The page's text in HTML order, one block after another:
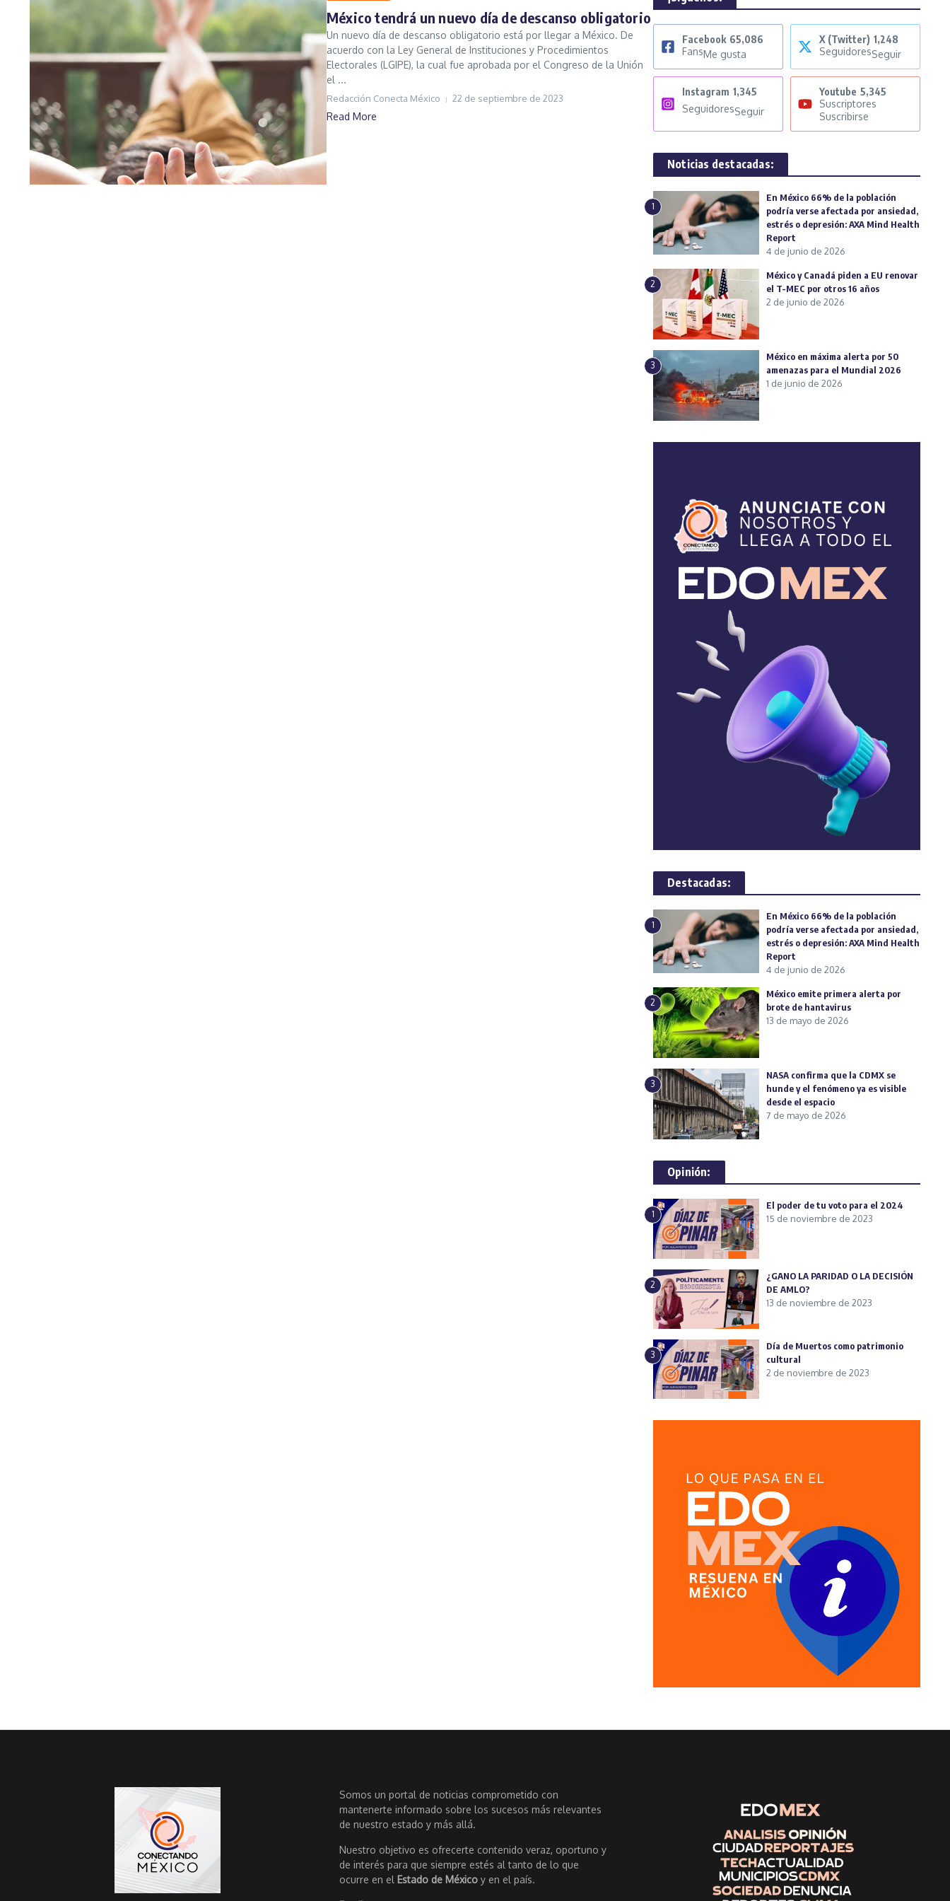
México tendrá un nuevo día de descanso obligatorio
Un nuevo día de descanso obligatorio está por llegar a México. De
acuerdo con la Ley General de Instituciones y Procedimientos
Electorales (LGIPE), la cual fue aprobada por el Congreso de la Unión
el ...
Redacción Conecta México 22 de septiembre de 2023
Read More
Facebook 65,086
FansMe gusta
X (Twitter) 1,248
SeguidoresSeguir
Instagram 1,345
SeguidoresSeguir
Youtube 5,345
Suscriptores
Suscribirse
Noticias destacadas:
1
En México 66% de la población
podría verse afectada por ansiedad,
estrés o depresión: AXA Mind Health
Report
4 de junio de 2026
2
México y Canadá piden a EU renovar
el T-MEC por otros 16 años
2 de junio de 2026
3
México en máxima alerta por 50
amenazas para el Mundial 2026
1 de junio de 2026
Destacadas:
1
En México 66% de la población
podría verse afectada por ansiedad,
estrés o depresión: AXA Mind Health
Report
4 de junio de 2026
2
México emite primera alerta por
brote de hantavirus
13 de mayo de 2026
3
NASA confirma que la CDMX se
hunde y el fenómeno ya es visible
desde el espacio
7 de mayo de 2026
Opinión:
1
El poder de tu voto para el 2024
15 de noviembre de 2023
2
¿GANO LA PARIDAD O LA DECISIÓN
DE AMLO?
13 de noviembre de 2023
3
Día de Muertos como patrimonio
cultural
2 de noviembre de 2023
Somos un portal de noticias comprometido con
mantenerte informado sobre los sucesos más relevantes
de nuestro estado y más allá.
Nuestro objetivo es ofrecerte contenido veraz, oportuno y
de interés para que siempre estés al tanto de lo que
ocurre en el Estado de Méxicoy en el país.